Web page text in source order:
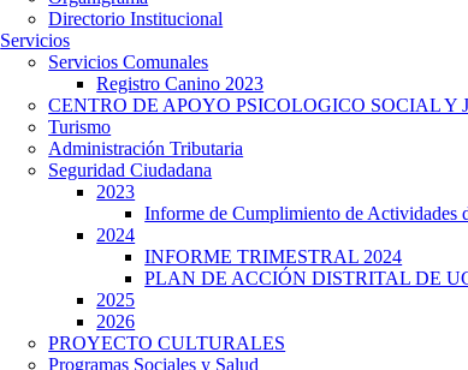
Directorio Institucional
Servicios
Servicios Comunales
Registro Canino 2023
CENTRO DE APOYO PSICOLOGICO SOCIAL Y
Turismo
Administración Tributaria
Seguridad Ciudadana
2023
Informe de Cumplimiento de
2024
INFORME TRIMESTRAL 2024
PLAN DE ACCIÓN DISTRITAL DE
2025
2026
PROYECTO CULTURALES
Programas Sociales y Salud